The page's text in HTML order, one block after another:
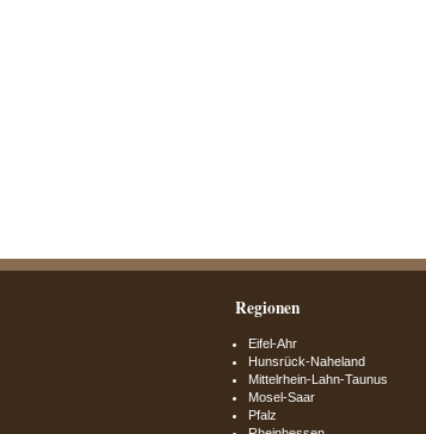
Regionen
Eifel-Ahr
Hunsrück-Naheland
Mittelrhein-Lahn-Taunus
Mosel-Saar
Pfalz